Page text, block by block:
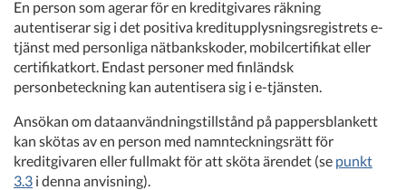
En person som agerar för en kreditgivares räkning
autentiserar sig i det positiva kreditupplysningsregistrets e-
tjänst med personliga nätbankskoder, mobilcertifikat eller
certifikatkort. Endast personer med finländsk
personbeteckning kan autentisera sig i e-tjänsten.
Ansökan om dataanvändningstillstånd på pappersblankett
kan skötas av en person med namnteckningsrätt för
kreditgivaren eller fullmakt för att sköta ärendet (se punkt
3.3 i denna anvisning).